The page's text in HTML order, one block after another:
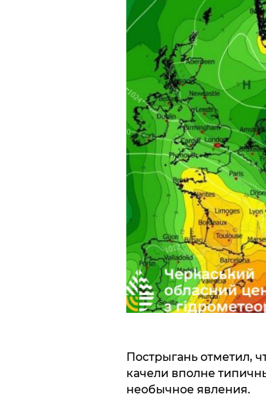
Пострыгань отметил,
качели вполне
необычное явления.